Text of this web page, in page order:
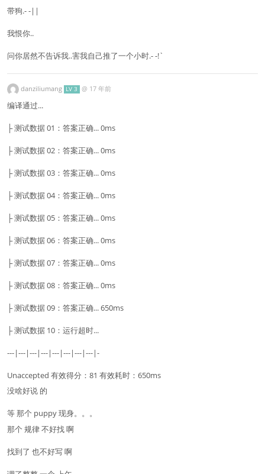
带狗.- -||
我恨你..
问你居然不告诉我..害我自己推了一个小时.- -!`
danziliumang LV 3 @ 17 年前
编译通过...
├ 测试数据 01：答案正确... 0ms
├ 测试数据 02：答案正确... 0ms
├ 测试数据 03：答案正确... 0ms
├ 测试数据 04：答案正确... 0ms
├ 测试数据 05：答案正确... 0ms
├ 测试数据 06：答案正确... 0ms
├ 测试数据 07：答案正确... 0ms
├ 测试数据 08：答案正确... 0ms
├ 测试数据 09：答案正确... 650ms
├ 测试数据 10：运行超时...
---|---|---|---|---|---|---|---|-
Unaccepted 有效得分：81 有效耗时：650ms
没啥好说 的
等 那个 puppy 现身。。。
那个 规律 不好找 啊
找到了 也不好写 啊